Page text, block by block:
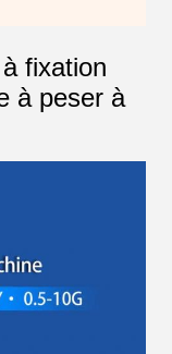
fixation
à peser à